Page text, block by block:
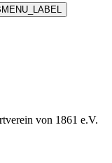
von 1861 e.V.